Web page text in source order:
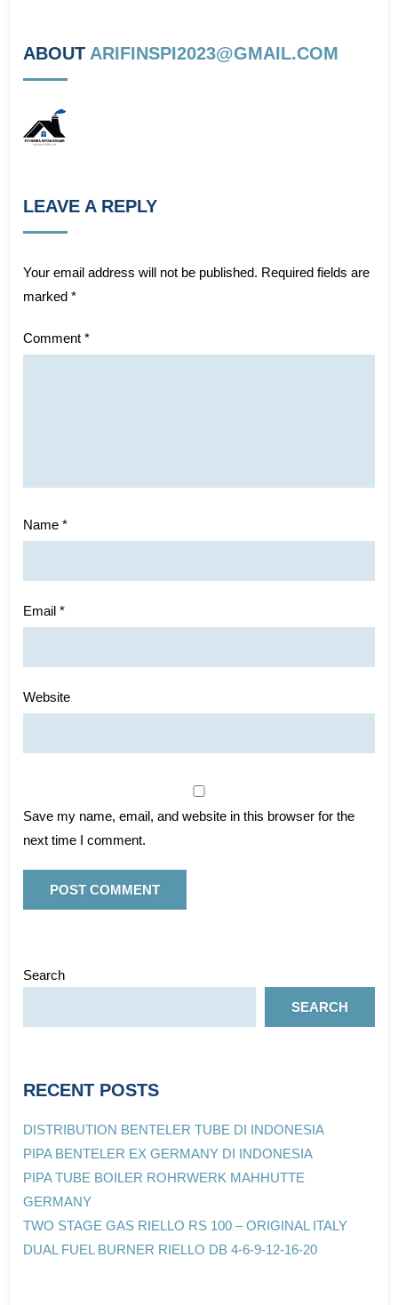
ABOUT ARIFINSPI2023@GMAIL.COM
LEAVE A REPLY
Your email address will not be published. Required fields are
marked*
Comment*
Name*
Email*
Website
Save my name, email, and website in this browser for the
next time I comment.
Search
SEARCH
RECENT POSTS
DISTRIBUTION BENTELER TUBE DI INDONESIA
PIPA BENTELER EX GERMANY DI INDONESIA
PIPA TUBE BOILER ROHRWERK MAHHUTTE
GERMANY
TWO STAGE GAS RIELLO RS 100 – ORIGINAL ITALY
DUAL FUEL BURNER RIELLO DB 4-6-9-12-16-20